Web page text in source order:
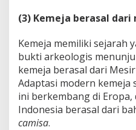
(3) Kemeja berasal dari
Kemeja memiliki sejarah
bukti arkeologis
kemeja berasal dari
Adaptasi modern kemeja
ini berkembang di Eropa,
Indonesia berasal dari
camisa.